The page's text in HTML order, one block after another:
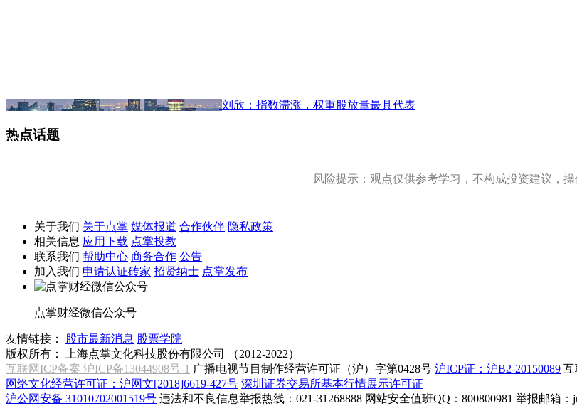
刘欣：指数滞涨，权重股放量最具代表
热点话题
风险提示：观点仅供参考学习，不构成投资建议，操
关于我们 关于点掌 媒体报道 合作伙伴 隐私政策
相关信息 应用下载 点掌投教
联系我们 帮助中心 商务合作 公告
加入我们 申请认证砖家 招贤纳士 点掌发布
点掌财经微信公众号
友情链接： 股市最新消息 股票学院
版权所有：
上海点掌文化科技股份有限公司 （2012-2022）
互联网ICP备案 沪ICP备13044908号-1 广播电视节目制作经营许可证（沪）字第0428号 沪ICP证：沪B2-20150089 互
网络文化经营许可证：沪网文[2018]6619-427号 深圳证券交易所基本行情展示许可证
沪公网安备 31010702001519号 违法和不良信息举报热线：021-31268888 网站安全值班QQ：800800981 举报邮箱：